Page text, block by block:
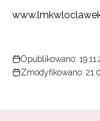
Opublikowano:
Zmodyfikowano: